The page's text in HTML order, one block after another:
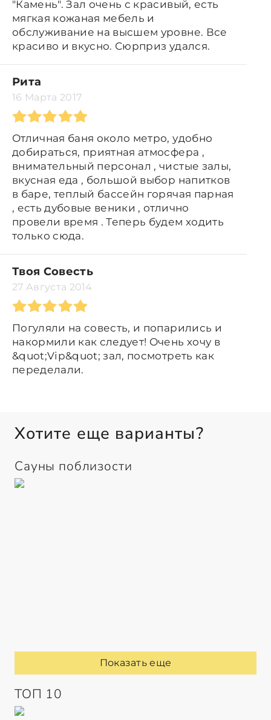
"Камень". Зал очень с красивый, есть
мягкая кожаная мебель и
обслуживание на высшем уровне. Все
красиво и вкусно. Сюрприз удался.
Рита
16 Марта 2017
Отличная баня около метро, удобно
добираться, приятная атмосфера ,
внимательный персонал , чистые залы,
вкусная еда , большой выбор напитков
в баре, теплый бассейн горячая парная
, есть дубовые веники , отлично
провели время . Теперь будем ходить
только сюда.
Твоя Совесть
27 Августа 2014
Погуляли на совесть, и попарились и
накормили как следует! Очень хочу в
&quot;Vip&quot; зал, посмотреть как
переделали.
Хотите еще варианты?
Сауны поблизости
Показать еще
ТОП 10